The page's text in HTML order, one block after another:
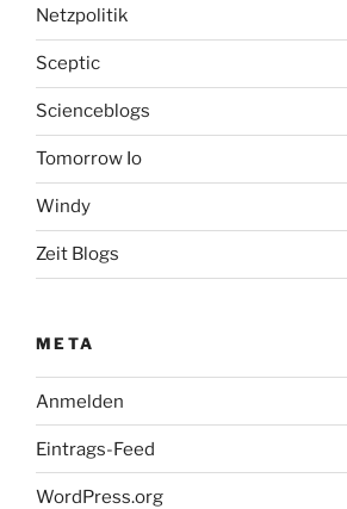
Netzpolitik
Sceptic
Scienceblogs
Tomorrow Io
Windy
Zeit Blogs
META
Anmelden
Eintrags-Feed
WordPress.org